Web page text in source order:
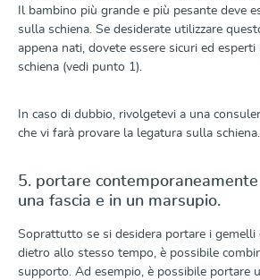
Il bambino più grande e più pesante deve
sulla schiena. Se desiderate utilizzare
appena nati, dovete essere sicuri ed
schiena (vedi punto 1).
In caso di dubbio, rivolgetevi a una
che vi farà provare la legatura sulla schiena.
5. portare
una fascia e in un marsupio.
Soprattutto se si desidera portare i
dietro allo stesso tempo, è possibile
supporto. Ad esempio, è possibile portare